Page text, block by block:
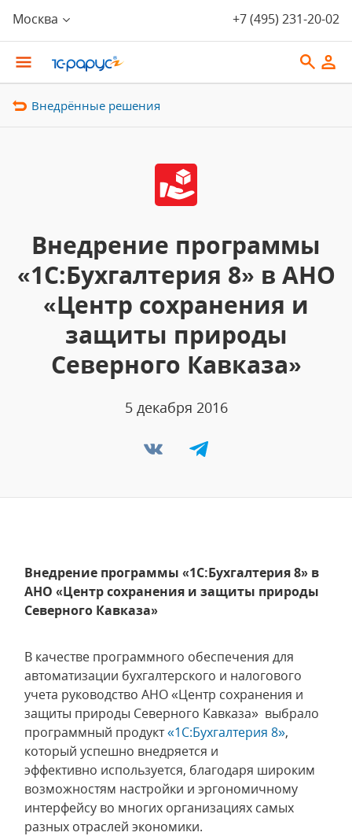
Москва +7 (495) 231-20-02
Внедрённые решения
Внедрение программы
«1С:Бухгалтерия 8» в АНО
«Центр сохранения и
защиты природы
Северного Кавказа»
5 декабря 2016
Внедрение программы «1С:Бухгалтерия 8» в
АНО «Центр сохранения и защиты природы
Северного Кавказа»
В качестве программного обеспечения для
автоматизации бухгалтерского и налогового
учета руководство АНО «Центр сохранения и
защиты природы Северного Кавказа» выбрало
программный продукт«1С:Бухгалтерия 8»,
который успешно внедряется и
эффективно используется, благодаря широким
возможностям настройки и эргономичному
интерфейсу во многих организациях самых
разных отраслей экономики.